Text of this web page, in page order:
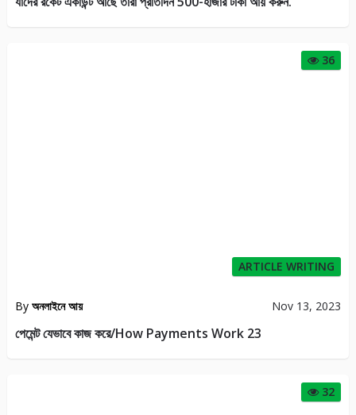
36
ARTICLE WRITING
By অনলাইনে আয় Nov 13, 2023
পেমেন্ট যেভাবে কাজ করে/How Payments Work 23
32